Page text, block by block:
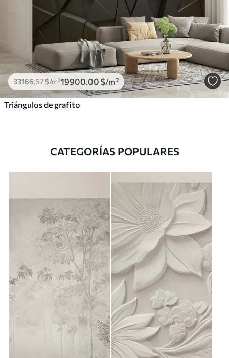
33166.67$/m²19900 .00 $/m²
Triángulos de grafito
CATEGORÍAS POPULARES